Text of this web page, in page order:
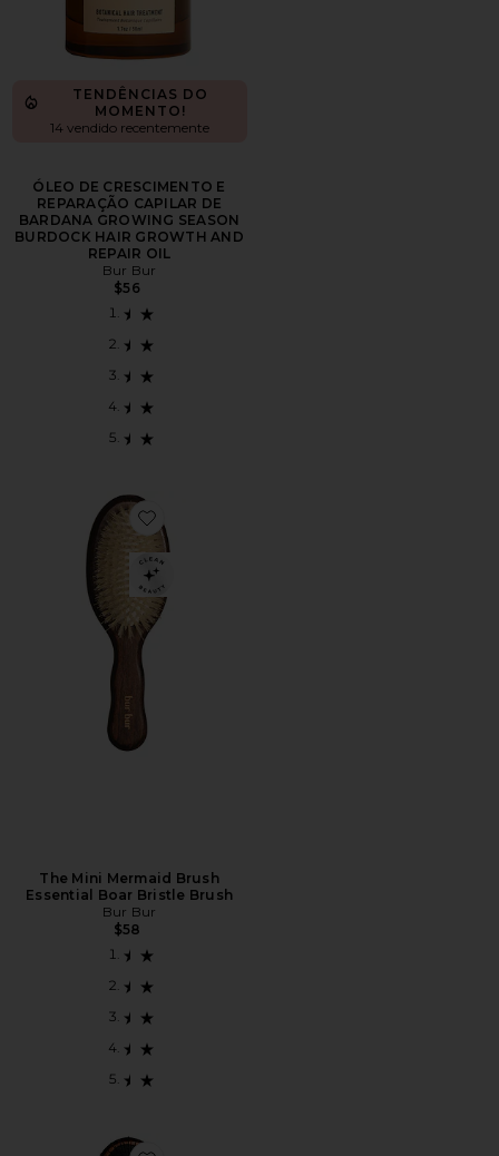
TENDÊNCIAS DO
MOMENTO!
14 vendido recentemente
ÓLEO DE CRESCIMENTO E
REPARAÇÃO CAPILAR DE
BARDANA GROWING SEASON
BURDOCK HAIR GROWTH AND
REPAIR OIL
Bur Bur
$56
Favorite The Mini Mermaid Brush Essential Boar
The Mini Mermaid Brush
Essential Boar Bristle Brush
Bur Bur
$58